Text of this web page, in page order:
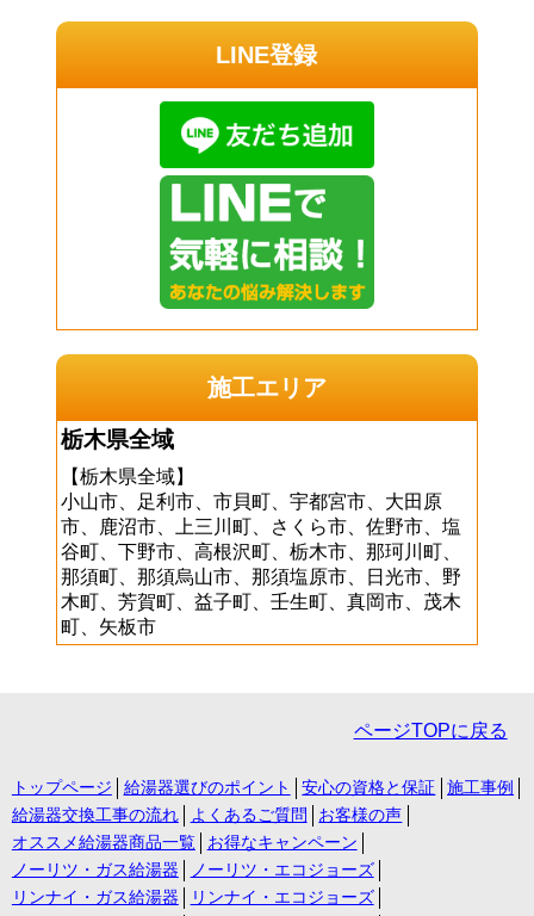
LINE登録
施工エリア
栃木県全域
【栃木県全域】
小山市、足利市、市貝町、宇都宮市、大田原
市、鹿沼市、上三川町、さくら市、佐野市、塩
谷町、下野市、高根沢町、栃木市、那珂川町、
那須町、那須烏山市、那須塩原市、日光市、野
木町、芳賀町、益子町、壬生町、真岡市、茂木
町、矢板市
ページTOPに戻る
トップページ 給湯器選びのポイント 安心の資格と保証
施工事例
給湯器交換工事の流れ
よくあるご質問
お客様の声
オススメ給湯器商品一覧
お得なキャンペーン
ノーリツ・ガス給湯器
ノーリツ・エコジョーズ
リンナイ・ガス給湯器
リンナイ・エコジョーズ